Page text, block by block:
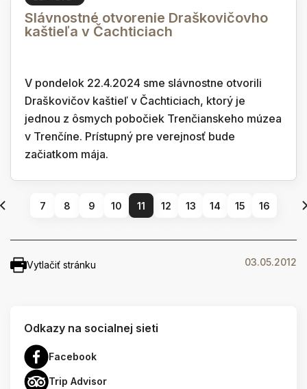
Slávnostné otvorenie Draškovičovho
kaštieľa v Čachticiach
V pondelok 22.4.2024 sme slávnostne otvorili
Draškovičov kaštieľ v Čachticiach, ktorý je
jednou z ôsmych pobočiek Trenčianskeho múzea
v Trenčíne. Prístupný pre verejnosť bude
začiatkom mája.
7 8 9 10 11 12 13 14 15 16
Vytlačiť stránku 03.05.2012
Odkazy na socialnej sieti
Facebook
Trip Advisor